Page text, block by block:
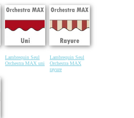
Lambrequin Seul
Orchestra MAX uni
Lambrequin Seul
Orchestra MAX
rayure